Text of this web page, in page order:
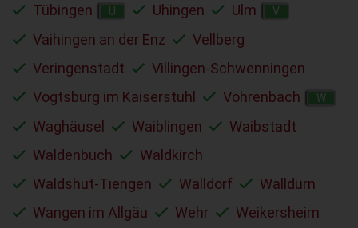
Tübingen
U Uhingen Ulm V
Vaihingen an der Enz
Vellberg
Veringenstadt
Villingen-Schwenningen
Vogtsburg im Kaiserstuhl
Vöhrenbach W
Waghäusel Waiblingen
Waibstadt
Waldenbuch
Waldkirch
Waldshut-Tiengen
Walldorf
Walldürn
Wangen im Allgäu
Wehr
Weikersheim